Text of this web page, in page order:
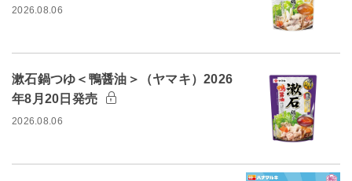
2026.08.06
漱石鍋つゆ＜鴨醤油＞（ヤマキ）2026
年8月20日発売
2026.08.06